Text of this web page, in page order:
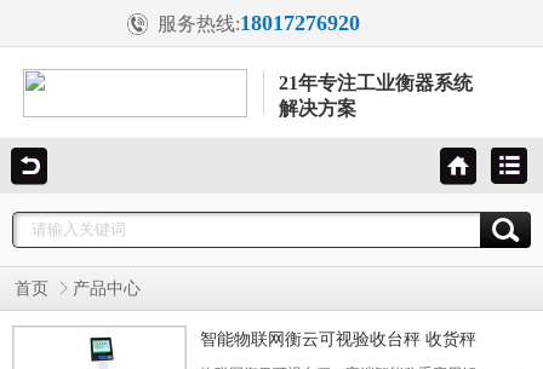
服务热线:18017276920
21年专注工业衡器系统
解决方案
首页 产品中心
智能物联网衡云可视验收台秤 收货秤